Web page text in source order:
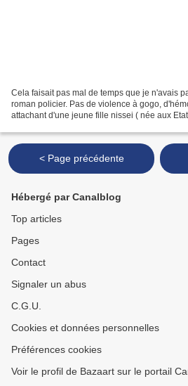
Cela faisait pas mal de temps que je n'avais
roman policier. Pas de violence à gogo,
attachant d'une jeune fille nissei ( née aux
< Page précédente
Hébergé par Canalblog
Top articles
Pages
Contact
Signaler un abus
C.G.U.
Cookies et données personnelles
Préférences cookies
Voir le profil de Bazaart sur le portail